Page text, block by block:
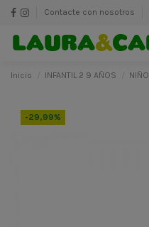
Contacte con nosotros
Inicio INFANTIL 2 9 AÑOS NIÑO
-29,99%